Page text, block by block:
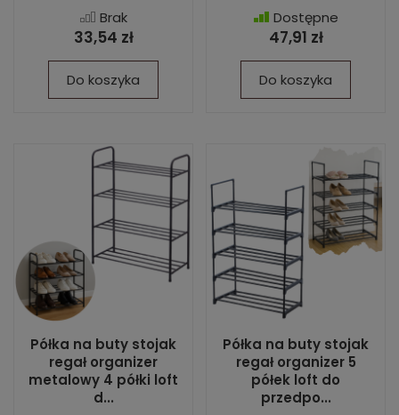
Brak
33,54 zł
Do koszyka
Dostępne
47,91 zł
Do koszyka
Półka na buty stojak
regał organizer
metalowy 4 półki loft
d...
Półka na buty stojak
regał organizer 5
półek loft do
przedpo...